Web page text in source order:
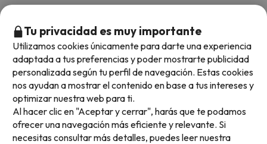
Preguntas frecuentes sobre Bahía Tropical
¿Tiene conexión wifi el Bahía Tropical?
El Bahía Tropical ofrece Wi-Fi gratuito en todo el hotel.
El Bahía Tropical ofrece Wi-Fi gratuito en zonas comunes.
El Bahía Tropical dispone de Wi-Fi.
¿Puedo alojarme con mascota en Bahía Tropical?
En Bahía Tropical no se admiten mascotas.
¿Qué puedo hacer en Bahía Tropical?
Tu privacidad es muy importante
Utilizamos cookies únicamente para darte una experiencia
adaptada a tus preferencias y poder mostrarte publicidad
personalizada según tu perfil de navegación. Estas cookies
nos ayudan a mostrar el contenido en base a tus intereses y
optimizar nuestra web para ti.
Al hacer clic en "Aceptar y cerrar", harás que te podamos
ofrecer una navegación más eficiente y relevante. Si
necesitas consultar más detalles, puedes leer nuestra